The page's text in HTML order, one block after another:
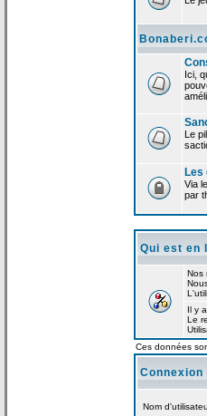
Ici,
Le
Les
Via
par
Qui est en
Nos
Il y
Le
Ces données
Connexion
Nom